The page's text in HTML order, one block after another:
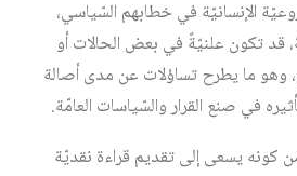
الإنسانيّة في خطابهم السّياسي،
قد تكون علنيّةً في بعض الحالات أو
وهو ما يطرح تساؤلات عن مدى أصالة
في صنع القرار والسّياسات العامّة.
كونه يسعى إلى تقديم قراءة نقديّة